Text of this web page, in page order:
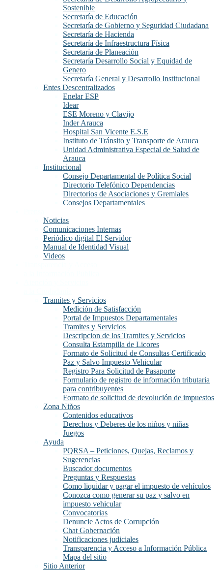
Sostenible
Secretaría de Educación
Secretaría de Gobierno y Seguridad Ciudadana
Secretaría de Hacienda
Secretaría de Infraestructura Física
Secretaría de Planeación
Secretaría Desarrollo Social y Equidad de
Genero
Secretaría General y Desarrollo Institucional
Entes Descentralizados
Enelar ESP
Idear
ESE Moreno y Clavijo
Inder Arauca
Hospital San Vicente E.S.E
Instituto de Tránsito y Transporte de Arauca
Unidad Administrativa Especial de Salud de
Arauca
Institucional
Consejo Departamental de Política Social
Directorio Telefónico Dependencias
Directorios de Asociaciones y Gremiales
Consejos Departamentales
Noticias
Comunicaciones Internas
Periódico digital El Servidor
Manual de Identidad Visual
Videos
Tramites y Servicios
Medición de Satisfacción
Portal de Impuestos Departamentales
Tramites y Servicios
Descripcion de los Tramites y Servicios
Consulta Estampilla de Licores
Formato de Solicitud de Consultas Certificado
Paz y Salvo Impuesto Vehicular
Registro Para Solicitud de Pasaporte
Formulario de registro de información tributaria
para contribuyentes
Formato de solicitud de devolución de impuestos
Zona Niños
Contenidos educativos
Derechos y Deberes de los niños y niñas
Juegos
Ayuda
PQRSA – Peticiones, Quejas, Reclamos y
Sugerencias
Buscador documentos
Preguntas y Respuestas
Como liquidar y pagar el impuesto de vehículos
Conozca como generar su paz y salvo en
impuesto vehicular
Convocatorias
Denuncie Actos de Corrupción
Chat Gobernación
Notificaciones judiciales
Transparencia y Acceso a Información Pública
Mapa del sitio
Sitio Anterior